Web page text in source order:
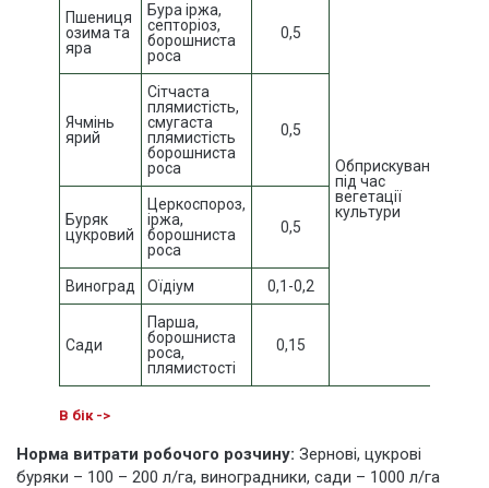
Пшениця
озима та
яра
Бура іржа,
септоріоз,
борошниста
роса
0,5
Обприскування
під час
вегетації
культури
Ячмінь
ярий
Сітчаста
плямистість,
смугаста
плямистість
борошниста
роса
0,5
Буряк
цукровий
Церкоспороз,
іржа,
борошниста
роса
0,5
Виноград Оїдіум 0,1-0,2
Сади
Парша,
борошниста
роса,
плямистості
0,15
Норма витрати робочого розчину: Зернові, цукрові
буряки – 100 – 200 л/га, виноградники, сади – 1000 л/га